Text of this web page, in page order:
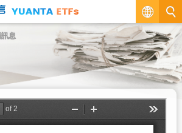
繁
EN
息